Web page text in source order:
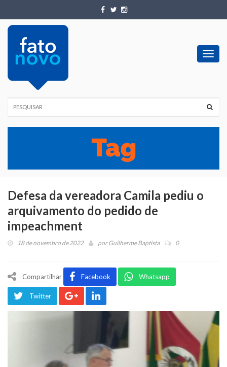
Defesa da vereadora Camila pediu o
arquivamento do pedido de
impeachment
18 de novembro de 2022 porGuilherme Baptista 0
Compartilhar Facebook Whatsapp
Twitter